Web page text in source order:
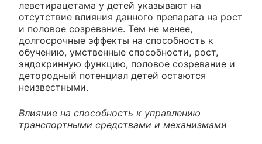
леветирацетама у детей указывают на
отсутствие влияния данного препарата на рост
и половое созревание. Тем не менее,
долгосрочные эффекты на способность к
обучению, умственные способности, рост,
эндокринную функцию, половое созревание и
детородный потенциал детей остаются
неизвестными.
Влияние на способность к управлению
транспортными средствами и механизмами